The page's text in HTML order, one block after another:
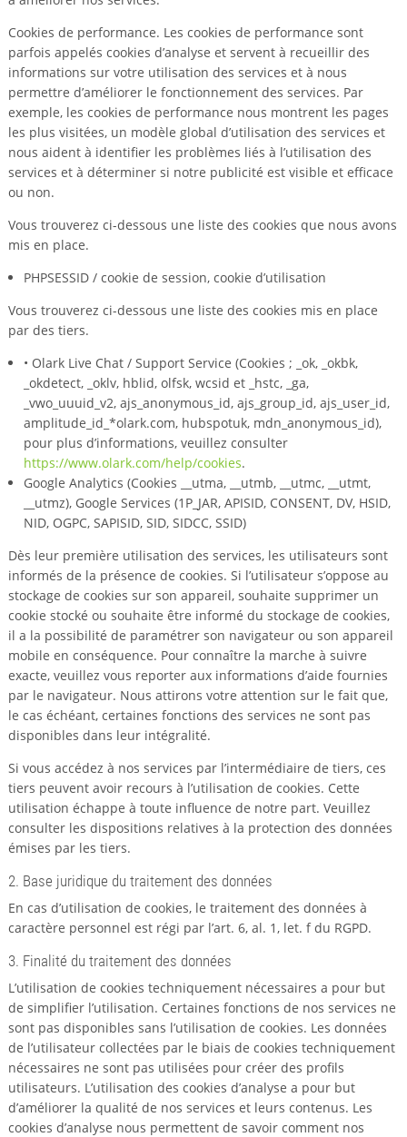
Cookies de performance. Les cookies de performance sont
parfois appelés cookies d’analyse et servent à recueillir des
informations sur votre utilisation des services et à nous
permettre d’améliorer le fonctionnement des services. Par
exemple, les cookies de performance nous montrent les pages
les plus visitées, un modèle global d’utilisation des services et
nous aident à identifier les problèmes liés à l’utilisation des
services et à déterminer si notre publicité est visible et efficace
ou non.
Vous trouverez ci-dessous une liste des cookies que nous avons
mis en place.
PHPSESSID / cookie de session, cookie d’utilisation
Vous trouverez ci-dessous une liste des cookies mis en place
par des tiers.
• Olark Live Chat / Support Service (Cookies ; _ok, _okbk,
_okdetect, _oklv, hblid, olfsk, wcsid et _hstc, _ga,
_vwo_uuuid_v2, ajs_anonymous_id, ajs_group_id, ajs_user_id,
amplitude_id_*olark.com, hubspotuk, mdn_anonymous_id),
pour plus d’informations, veuillez consulter
https://www.olark.com/help/cookies.
Google Analytics (Cookies __utma, __utmb, __utmc, __utmt,
__utmz), Google Services (1P_JAR, APISID, CONSENT, DV, HSID,
NID, OGPC, SAPISID, SID, SIDCC, SSID)
Dès leur première utilisation des services, les utilisateurs sont
informés de la présence de cookies. Si l’utilisateur s’oppose au
stockage de cookies sur son appareil, souhaite supprimer un
cookie stocké ou souhaite être informé du stockage de cookies,
il a la possibilité de paramétrer son navigateur ou son appareil
mobile en conséquence. Pour connaître la marche à suivre
exacte, veuillez vous reporter aux informations d’aide fournies
par le navigateur. Nous attirons votre attention sur le fait que,
le cas échéant, certaines fonctions des services ne sont pas
disponibles dans leur intégralité.
Si vous accédez à nos services par l’intermédiaire de tiers, ces
tiers peuvent avoir recours à l’utilisation de cookies. Cette
utilisation échappe à toute influence de notre part. Veuillez
consulter les dispositions relatives à la protection des données
émises par les tiers.
2. Base juridique du traitement des données
En cas d’utilisation de cookies, le traitement des données à
caractère personnel est régi par l’art. 6, al. 1, let. f du RGPD.
3. Finalité du traitement des données
L’utilisation de cookies techniquement nécessaires a pour but
de simplifier l’utilisation. Certaines fonctions de nos services ne
sont pas disponibles sans l’utilisation de cookies. Les données
de l’utilisateur collectées par le biais de cookies techniquement
nécessaires ne sont pas utilisées pour créer des profils
utilisateurs. L’utilisation des cookies d’analyse a pour but
d’améliorer la qualité de nos services et leurs contenus. Les
cookies d’analyse nous permettent de savoir comment nos